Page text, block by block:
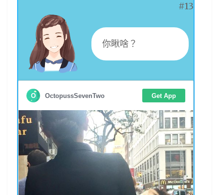
#13
你瞅啥？